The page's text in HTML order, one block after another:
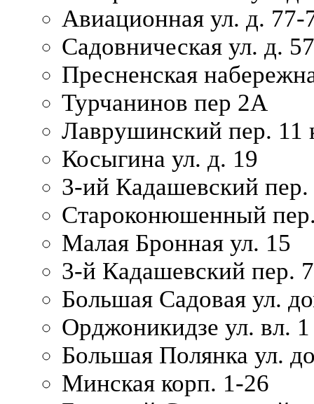
Авиационная ул. д. 77-
Садовническая ул. д.
Пресненская
Турчанинов пер 2А
Лаврушинский пер. 11
Косыгина ул. д. 19
3-ий Кадашевский пер.
Староконюшенный
Малая Бронная ул. 15
3-й Кадашевский пер.
Большая Садовая ул.
Орджоникидзе ул. вл. 1
Большая Полянка ул.
Минская корп. 1-26